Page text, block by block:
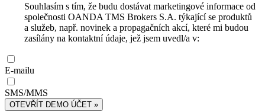
Souhlasím s tím, že budu dostávat marketingové informace od
společnosti OANDA TMS Brokers S.A. týkající se produktů
a služeb, např. novinek a propagačních akcí, které mi budou
zasílány na kontaktní údaje, jež jsem uvedl/a v:
E-mailu
SMS/MMS
OTEVŘÍT DEMO ÚČET »